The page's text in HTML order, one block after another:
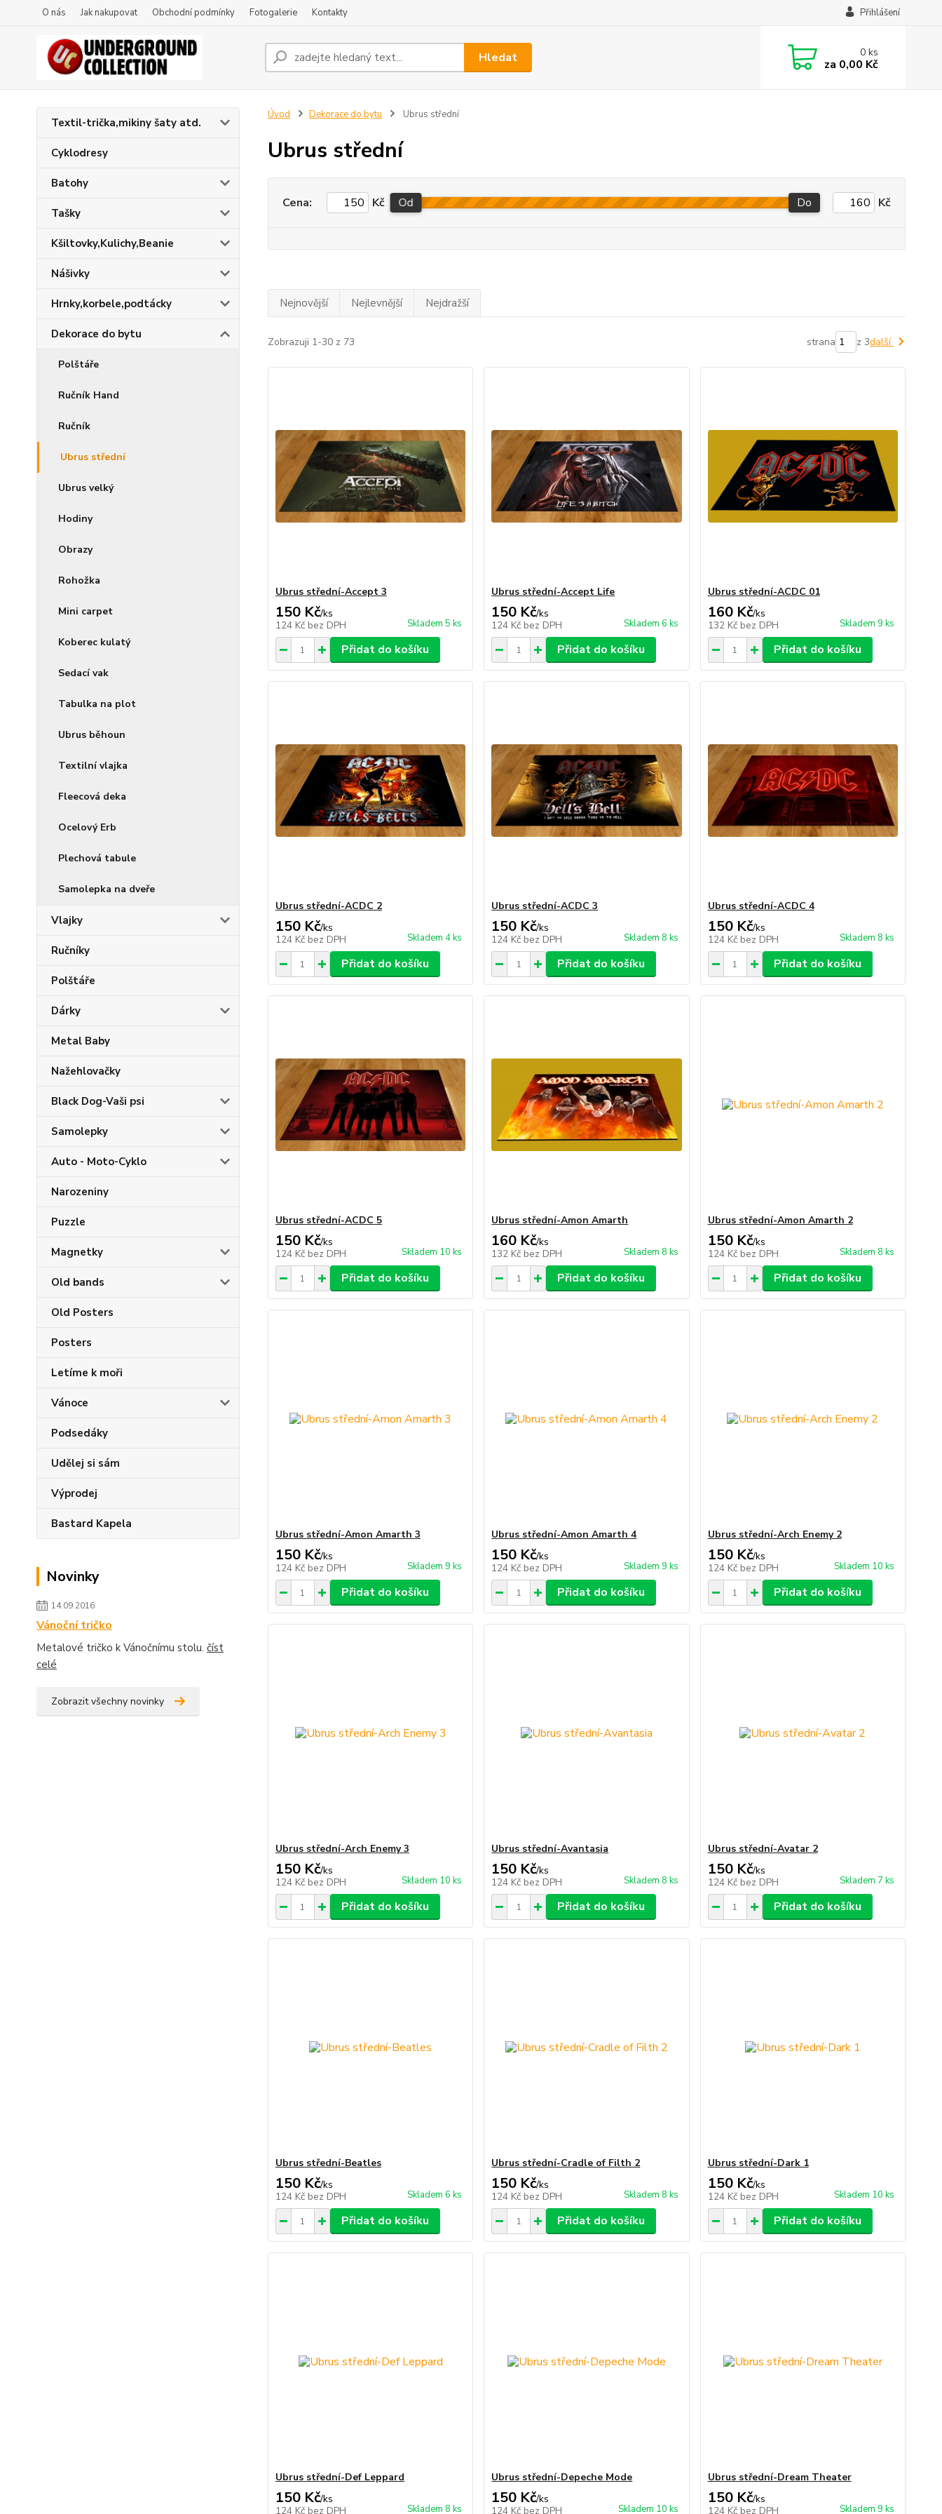
O nás Jak nakupovat Obchodní podmínky Fotogalerie Kontakty Přihlášení
Hledat 0ks
za 0,00 Kč
Textil-trička,mikiny šaty atd.
Cyklodresy
Batohy
Tašky
Kšiltovky,Kulichy,Beanie
Nášivky
Hrnky,korbele,podtácky
Dekorace do bytu
Polštáře
Ručník Hand
Ručník
Ubrus střední
Ubrus velký
Hodiny
Obrazy
Rohožka
Mini carpet
Koberec kulatý
Sedací vak
Tabulka na plot
Ubrus běhoun
Textilní vlajka
Fleecová deka
Ocelový Erb
Plechová tabule
Samolepka na dveře
Vlajky
Ručníky
Polštáře
Dárky
Metal Baby
Nažehlovačky
Black Dog-Vaši psi
Samolepky
Auto - Moto-Cyklo
Narozeniny
Puzzle
Magnetky
Old bands
Old Posters
Posters
Letíme k moři
Vánoce
Podsedáky
Udělej si sám
Výprodej
Bastard Kapela
Novinky
14.09.2016
Vánoční tričko
Metalové tričko k Vánočnímu stolu. číst
celé
Zobrazit všechny novinky
Úvod Dekorace do bytu Ubrus střední
Ubrus střední
Cena: Kč Od Do Kč
Nejnovější Nejlevnější Nejdražší
Zobrazuji 1-30 z 73 strana z 3další
Ubrus střední-Accept 3
150 Kč/ks
124 Kč bez DPH Skladem 5 ks
Přidat do košíku
Ubrus střední-Accept Life
150 Kč/ks
124 Kč bez DPH Skladem 6 ks
Přidat do košíku
Ubrus střední-ACDC 01
160 Kč/ks
132 Kč bez DPH Skladem 9 ks
Přidat do košíku
Ubrus střední-ACDC 2
150 Kč/ks
124 Kč bez DPH Skladem 4 ks
Přidat do košíku
Ubrus střední-ACDC 3
150 Kč/ks
124 Kč bez DPH Skladem 8 ks
Přidat do košíku
Ubrus střední-ACDC 4
150 Kč/ks
124 Kč bez DPH Skladem 8 ks
Přidat do košíku
Ubrus střední-ACDC 5
150 Kč/ks
124 Kč bez DPH Skladem 10 ks
Přidat do košíku
Ubrus střední-Amon Amarth
160 Kč/ks
132 Kč bez DPH Skladem 8 ks
Přidat do košíku
Ubrus střední-Amon Amarth 2
150 Kč/ks
124 Kč bez DPH Skladem 8 ks
Přidat do košíku
Ubrus střední-Amon Amarth 3
150 Kč/ks
124 Kč bez DPH Skladem 9 ks
Přidat do košíku
Ubrus střední-Amon Amarth 4
150 Kč/ks
124 Kč bez DPH Skladem 9 ks
Přidat do košíku
Ubrus střední-Arch Enemy 2
150 Kč/ks
124 Kč bez DPH Skladem 10 ks
Přidat do košíku
Ubrus střední-Arch Enemy 3
150 Kč/ks
124 Kč bez DPH Skladem 10 ks
Přidat do košíku
Ubrus střední-Avantasia
150 Kč/ks
124 Kč bez DPH Skladem 8 ks
Přidat do košíku
Ubrus střední-Avatar 2
150 Kč/ks
124 Kč bez DPH Skladem 7 ks
Přidat do košíku
Ubrus střední-Beatles
150 Kč/ks
124 Kč bez DPH Skladem 6 ks
Přidat do košíku
Ubrus střední-Cradle of Filth 2
150 Kč/ks
124 Kč bez DPH Skladem 8 ks
Přidat do košíku
Ubrus střední-Dark 1
150 Kč/ks
124 Kč bez DPH Skladem 10 ks
Přidat do košíku
Ubrus střední-Def Leppard
150 Kč/ks
124 Kč bez DPH Skladem 8 ks
Ubrus střední-Depeche Mode
150 Kč/ks
124 Kč bez DPH Skladem 10 ks
Ubrus střední-Dream Theater
150 Kč/ks
124 Kč bez DPH Skladem 9 ks